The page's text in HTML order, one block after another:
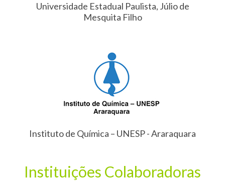
Universidade Estadual Paulista, Júlio de
Mesquita Filho
Instituto de Química – UNESP - Araraquara
Instituições Colaboradoras